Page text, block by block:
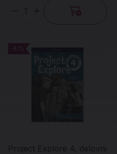
-4 %
Project Explore 4, delovni
-4 %